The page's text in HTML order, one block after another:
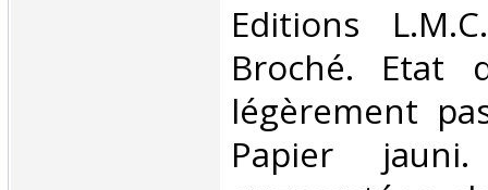
‎Editions
Broché. Etat
légèrement
Papier